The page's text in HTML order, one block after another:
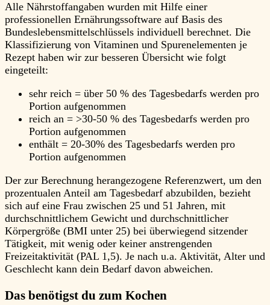
Alle Nährstoffangaben wurden mit Hilfe einer
professionellen Ernährungssoftware auf Basis des
Bundeslebensmittelschlüssels individuell berechnet. Die
Klassifizierung von Vitaminen und Spurenelementen je
Rezept haben wir zur besseren Übersicht wie folgt
eingeteilt:
sehr reich = über 50 % des Tagesbedarfs werden pro
Portion aufgenommen
reich an = >30-50 % des Tagesbedarfs werden pro
Portion aufgenommen
enthält = 20-30% des Tagesbedarfs werden pro
Portion aufgenommen
Der zur Berechnung herangezogene Referenzwert, um den
prozentualen Anteil am Tagesbedarf abzubilden, bezieht
sich auf eine Frau zwischen 25 und 51 Jahren, mit
durchschnittlichem Gewicht und durchschnittlicher
Körpergröße (BMI unter 25) bei überwiegend sitzender
Tätigkeit, mit wenig oder keiner anstrengenden
Freizeitaktivität (PAL 1,5). Je nach u.a. Aktivität, Alter und
Geschlecht kann dein Bedarf davon abweichen.
Das benötigst du zum Kochen